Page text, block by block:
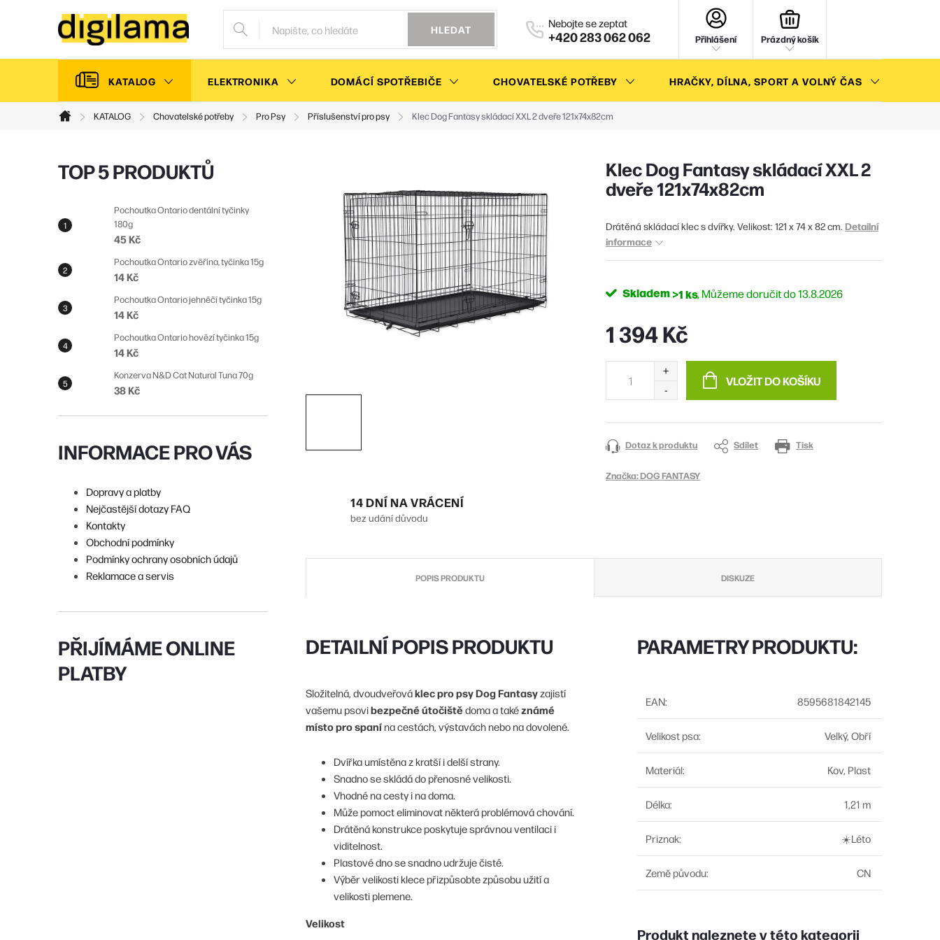
HLEDAT +420 283 062 062 Přihlášení Prázdný košík
KATALOG ELEKTRONIKA DOMÁCÍ SPOTŘEBIČE CHOVATELSKÉ POTŘEBY HRAČKY, DÍLNA, SPORT A VOLNÝ ČAS
Domů
KATALOG Chovatelské potřeby Pro Psy Příslušenství pro psy Klec Dog Fantasy skládací XXL 2 dveře 121x74x82cm
P
s
t
r
a
n
í
p
a
n
e
l
TOP 5 PRODUKTŮ
Pochoutka Ontario dentální tyčinky
180g
45 Kč
Pochoutka Ontario zvěřina, tyčinka 15g
14 Kč
Pochoutka Ontario jehněčí tyčinka 15g
14 Kč
Pochoutka Ontario hovězí tyčinka 15g
14 Kč
Konzerva N&D Cat Natural Tuna 70g
38 Kč
INFORMACE PRO VÁS
Dopravy a platby
Nejčastější dotazy FAQ
Kontakty
Obchodní podmínky
Podmínky ochrany osobních údajů
Reklamace a servis
PŘIJÍMÁME ONLINE
PLATBY
Klec Dog Fantasy skládací XXL 2
dveře 121x74x82cm
Drátěná skládací klec s dvířky. Velikost: 121 x 74 x 82 cm. Detailní
informace
Skladem>1 ks 13.8.2026
1 394 Kč
VLOŽIT DO KOŠÍKU
Tisk
Dotaz k produktu Sdílet
Značka:DOG FANTASY
14 DNÍ NA VRÁCENÍ
bez udání důvodu
POPIS PRODUKTU DISKUZE
DETAILNÍ POPIS PRODUKTU
Složitelná, dvoudveřováklec pro psy Dog Fantasyzajistí
vašemu psovibezpečné útočištědoma a takéznámé
místo pro spanína cestách, výstavách nebo na dovolené.
Dvířka umístěna z kratší i delší strany.
Snadno se skládá do přenosné velikosti.
Vhodné na cesty i na doma.
Může pomoct eliminovat některá problémová chování.
Drátěná konstrukce poskytuje správnou ventilaci i
viditelnost.
Plastové dno se snadno udržuje čisté.
Výběr velikosti klece přizpůsobte způsobu užití a
velikosti plemene.
Velikost
PARAMETRY PRODUKTU:
EAN: 8595681842145
Velikost psa: Velký, Obří
Materiál: Kov, Plast
Délka: 1,21 m
Priznak: ☀️Léto
Země původu: CN
Produkt naleznete v této kategorii